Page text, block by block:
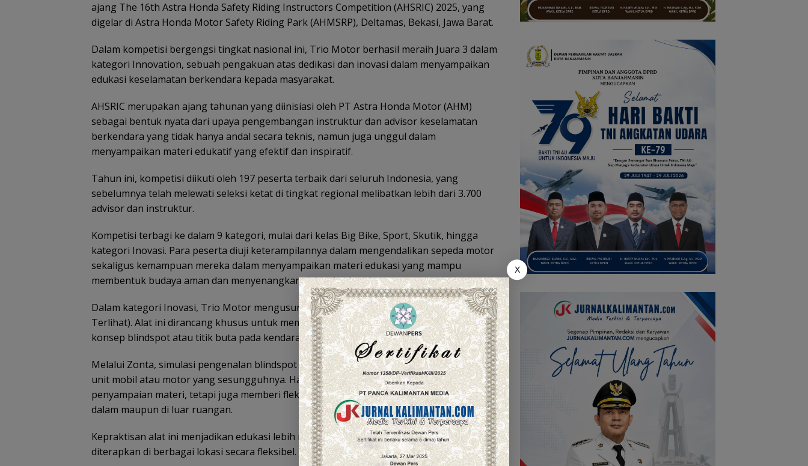
ajang The 16th Astra Honda Safety Riding Instructors Competition (AHSRIC) 2025, yang
digelar di Astra Honda Motor Safety Riding Park (AHMSRP), Deltamas, Bekasi, Jawa Barat.
Dalam kompetisi bergengsi tingkat nasional ini, Trio Motor berhasil meraih Juara 3 dalam
kategori Innovation, sebuah pengakuan atas dedikasi dan inovasi dalam menyampaikan
edukasi keselamatan berkendara kepada masyarakat.
AHSRIC merupakan ajang tahunan yang diinisiasi oleh PT Astra Honda Motor (AHM)
sebagai bentuk nyata dari upaya pengembangan instruktur dan advisor keselamatan
berkendara yang tidak hanya andal secara teknis, namun juga unggul dalam
menyampaikan materi edukatif yang efektif dan inspiratif.
Tahun ini, kompetisi diikuti oleh 197 peserta terbaik dari seluruh Indonesia, yang
sebelumnya telah melewati seleksi ketat di tingkat regional melibatkan lebih dari 3.700
advisor dan instruktur.
Kompetisi terbagi ke dalam 9 kategori, mulai dari kelas Big Bike, Sport, Skutik, hingga
kategori Inovasi. Para peserta diuji keterampilannya dalam mengendalikan sepeda motor
sekaligus kemampuan mereka dalam menyampaikan materi edukasi yang mampu
membentuk budaya aman dan menyenangkan dalam berkendara.
Dalam kategori Inovasi, Trio Motor mengusung alat edukasi bernama Zonta (Zona Tak
Terlihat). Alat ini dirancang khusus untuk membantu para instruktur dalam mengajarkan
konsep blindspot atau titik buta pada kendaraan bermotor.
Melalui Zonta, simulasi pengenalan blindspot dapat dilakukan tanpa harus menggunakan
unit mobil atau motor yang sesungguhnya. Hal ini tidak hanya meningkatkan efektivitas
penyampaian materi, tetapi juga memberi fleksibilitas dalam pelaksanaan pelatihan baik di
dalam maupun di luar ruangan.
Kepraktisan alat ini menjadikan edukasi lebih mudah dipahami peserta sekaligus dapat
diterapkan di berbagai lokasi secara fleksibel.
X